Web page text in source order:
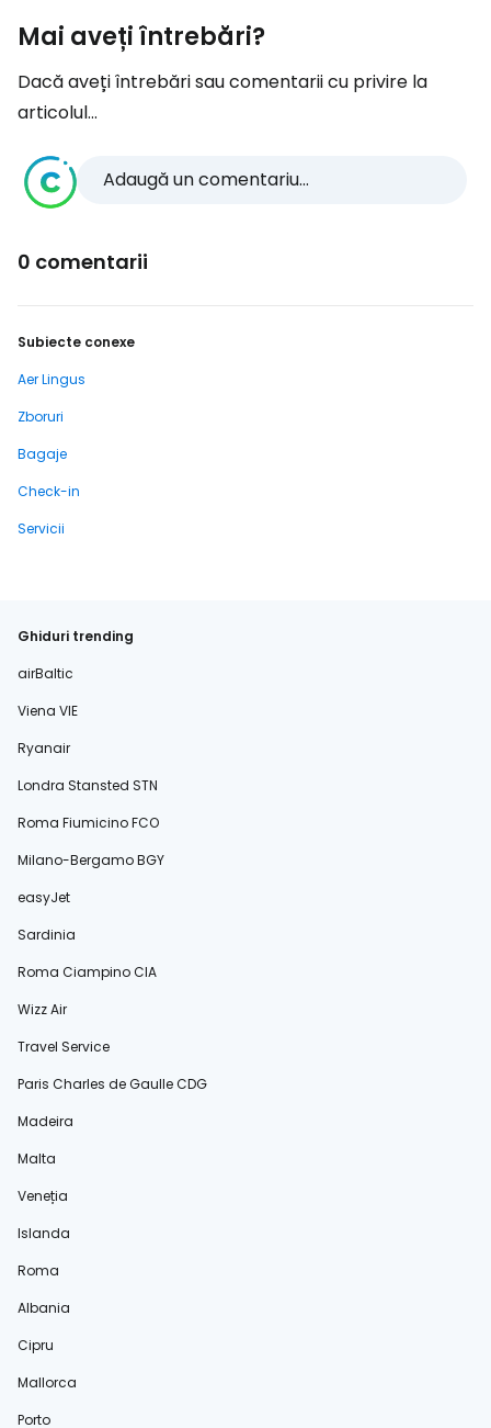
Mai aveți întrebări?
Dacă aveți întrebări sau comentarii cu privire la
articolul...
Adaugă un comentariu...
0 comentarii
Subiecte conexe
Aer Lingus
Zboruri
Bagaje
Check-in
Servicii
Ghiduri trending
airBaltic
Viena VIE
Ryanair
Londra Stansted STN
Roma Fiumicino FCO
Milano-Bergamo BGY
easyJet
Sardinia
Roma Ciampino CIA
Wizz Air
Travel Service
Paris Charles de Gaulle CDG
Madeira
Malta
Veneția
Islanda
Roma
Albania
Cipru
Mallorca
Porto